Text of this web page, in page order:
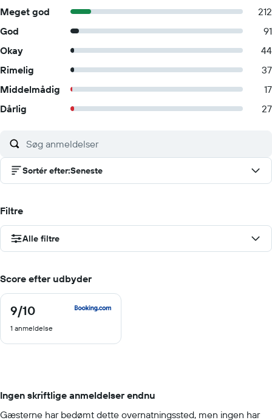
Meget god
212
God
91
Okay
44
Rimelig
37
Middelmådig
17
Dårlig
27
Sortér efter:Seneste
Filtre
Alle filtre
Score efter udbyder
9/10
9
ud
af
1 anmeldelse
Ingen skriftlige anmeldelser endnu
Gæsterne har bedømt dette overnatningssted, men ingen har